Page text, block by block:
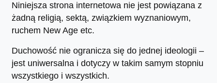
Niniejsza strona internetowa nie jest powiązana z
żadną religią, sektą, związkiem wyznaniowym,
ruchem New Age etc.
Duchowość nie ogranicza się do jednej ideologii –
jest uniwersalna i dotyczy w takim samym stopniu
wszystkiego i wszystkich.